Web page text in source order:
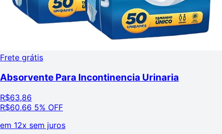
Frete grátis
Absorvente Para Incontinencia Urinaria
R$63,86
R$60,66 5% OFF
em 12x sem juros